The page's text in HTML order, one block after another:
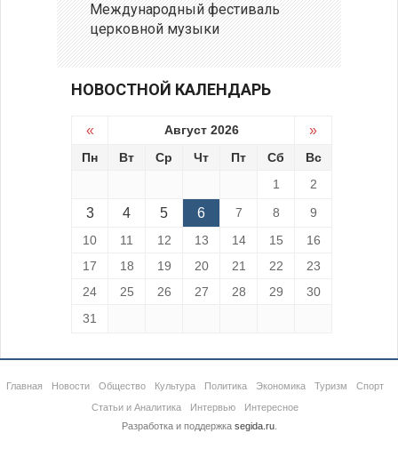
Международный фестиваль
церковной музыки
НОВОСТНОЙ КАЛЕНДАРЬ
« Август 2026 »
Пн Вт Ср Чт Пт Сб
Вс
1
2
3 4 5 6 7 8
9
10
11 12 13 14 15
16
17
18 19 20 21 22
23
24
25 26 27 28 29
30
31
Главная Новости Общество Культура Политика Экономика Туризм
Спорт
Статьи и Аналитика
Интервью
Интересное
Разработка и поддержка segida.ru.